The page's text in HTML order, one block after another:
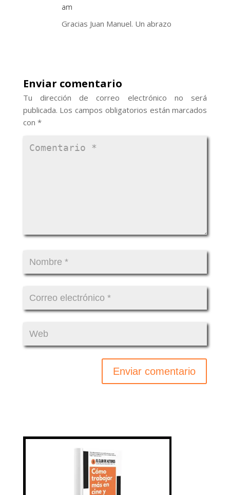
am
Gracias Juan Manuel. Un abrazo
Enviar comentario
Tu dirección de correo electrónico no será
publicada. Los campos obligatorios están marcados
con *